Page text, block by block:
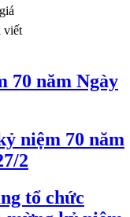
viết
70 năm Ngày
niệm 70 năm
2
tổ chức